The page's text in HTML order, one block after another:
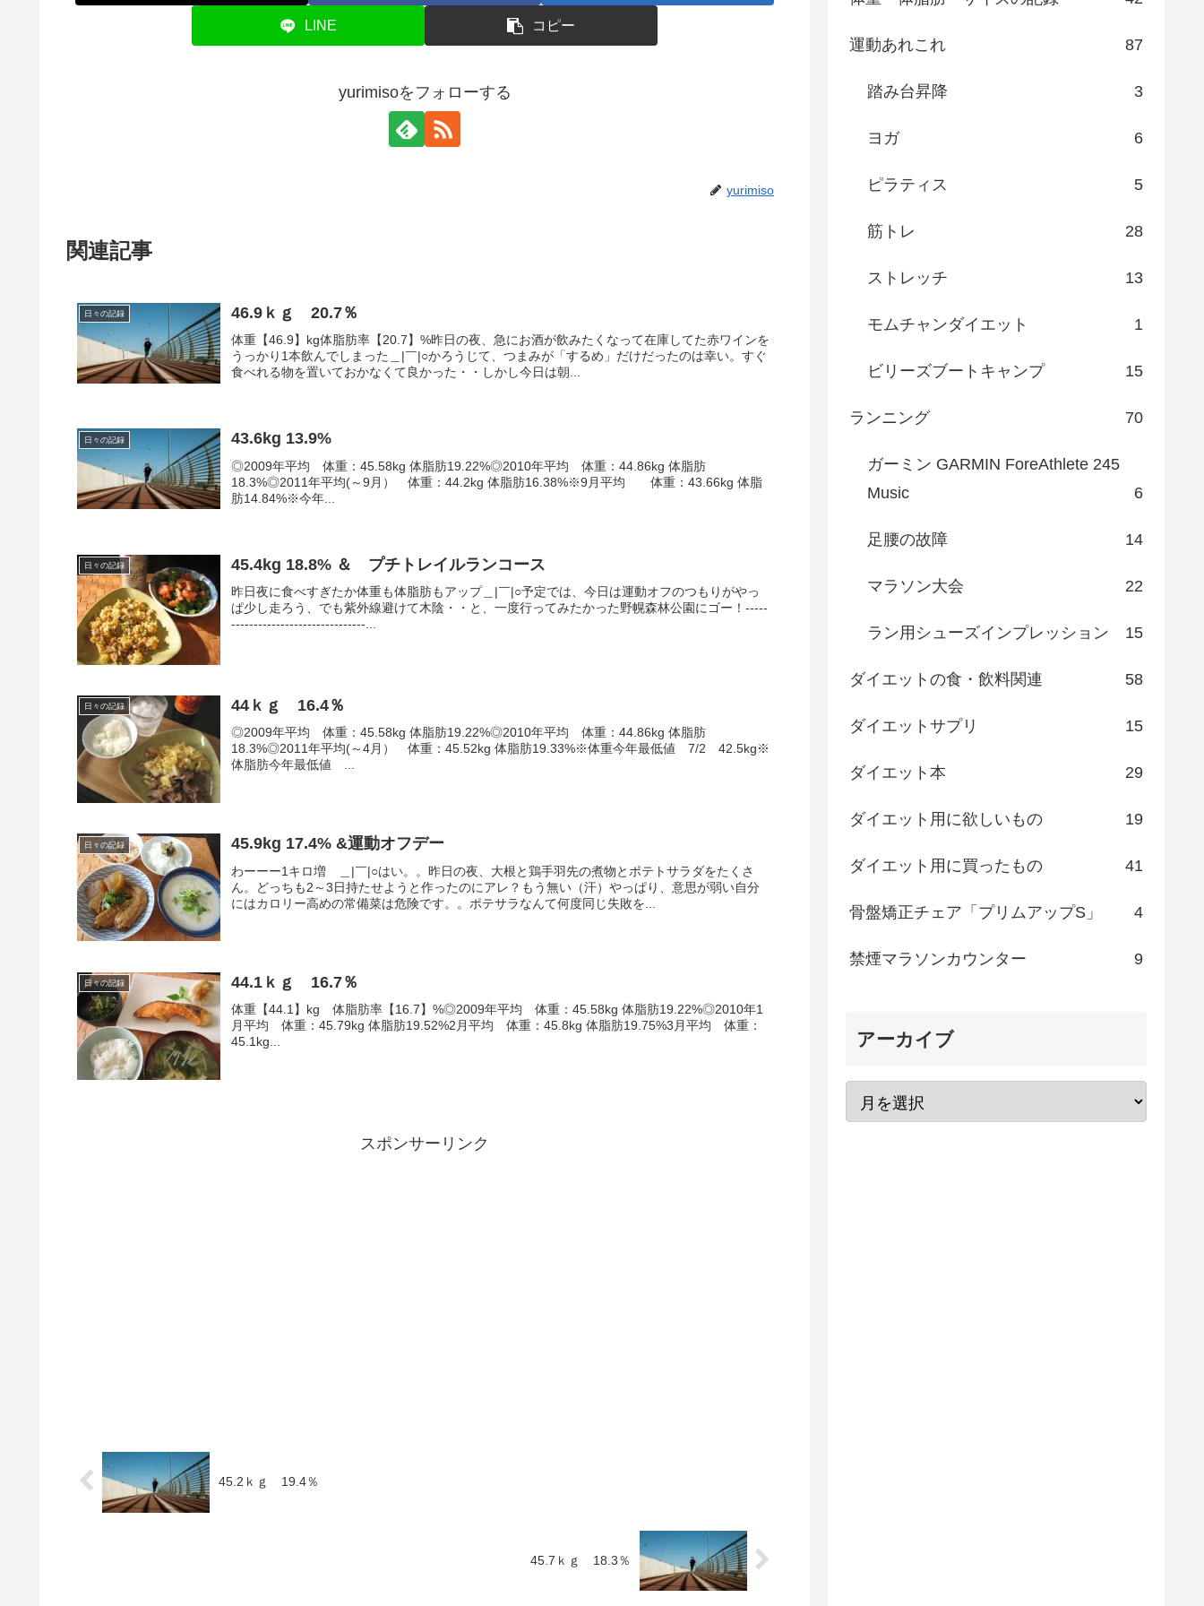
LINE コピー
yurimisoをフォローする
yurimiso
関連記事
日々の記録 46.9ｋｇ 20.7％
体重【46.9】kg体脂肪率【20.7】%昨日の夜、急にお酒が飲みたくなって在庫してた赤ワインを
うっかり1本飲んでしまった＿|￣|○かろうじて、つまみが「するめ」だけだったのは幸い。すぐ
食べれる物を置いておかなくて良かった・・しかし今日は朝...
日々の記録 43.6kg 13.9%
◎2009年平均 体重：45.58kg 体脂肪19.22%◎2010年平均 体重：44.86kg 体脂肪
18.3%◎2011年平均(～9月） 体重：44.2kg 体脂肪16.38%※9月平均 体重：43.66kg 体脂
肪14.84%※今年...
日々の記録 45.4kg 18.8% ＆ プチトレイルランコース
昨日夜に食べすぎたか体重も体脂肪もアップ＿|￣|○予定では、今日は運動オフのつもりがやっ
ぱ少し走ろう、でも紫外線避けて木陰・・と、一度行ってみたかった野幌森林公園にゴー！-----
------------------------------...
日々の記録 44ｋｇ 16.4％
◎2009年平均 体重：45.58kg 体脂肪19.22%◎2010年平均 体重：44.86kg 体脂肪
18.3%◎2011年平均(～4月） 体重：45.52kg 体脂肪19.33%※体重今年最低値 7/2 42.5kg※
体脂肪今年最低値 ...
日々の記録 45.9kg 17.4% &運動オフデー
わーーー1キロ増 ＿|￣|○はい。。昨日の夜、大根と鶏手羽先の煮物とポテトサラダをたくさ
ん。どっちも2～3日持たせようと作ったのにアレ？もう無い（汗）やっぱり、意思が弱い自分
にはカロリー高めの常備菜は危険です。。ポテサラなんて何度同じ失敗を...
日々の記録 44.1ｋｇ 16.7％
体重【44.1】kg 体脂肪率【16.7】%◎2009年平均 体重：45.58kg 体脂肪19.22%◎2010年1
月平均 体重：45.79kg 体脂肪19.52%2月平均 体重：45.8kg 体脂肪19.75%3月平均 体重：
45.1kg...
スポンサーリンク
45.2ｋｇ 19.4％
45.7ｋｇ 18.3％
運動あれこれ 87
踏み台昇降 3
ヨガ 6
ピラティス 5
筋トレ 28
ストレッチ 13
モムチャンダイエット 1
ビリーズブートキャンプ 15
ランニング 70
ガーミン GARMIN ForeAthlete 245
Music
6
足腰の故障 14
マラソン大会 22
ラン用シューズインプレッション 15
ダイエットの食・飲料関連 58
ダイエットサプリ 15
ダイエット本 29
ダイエット用に欲しいもの 19
ダイエット用に買ったもの 41
骨盤矯正チェア「プリムアップS」 4
禁煙マラソンカウンター 9
アーカイブ